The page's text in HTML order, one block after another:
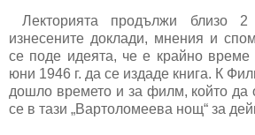
Лекторията продължи близо
изнесените доклади, мнения и
се поде идеята, че е крайно време
юни 1946 г. да се издаде книга. К
дошло времето и за филм, който да
се в тази „Вартоломеева нощ“ за